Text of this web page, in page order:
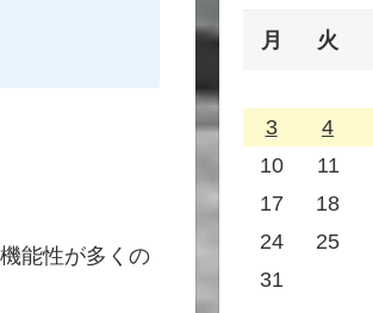
能性が多くの
月 火
3
4
10
11
17
18
24
25
31